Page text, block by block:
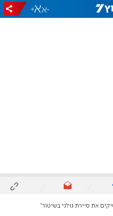
-
+
את סיירת גולני בשיטור"